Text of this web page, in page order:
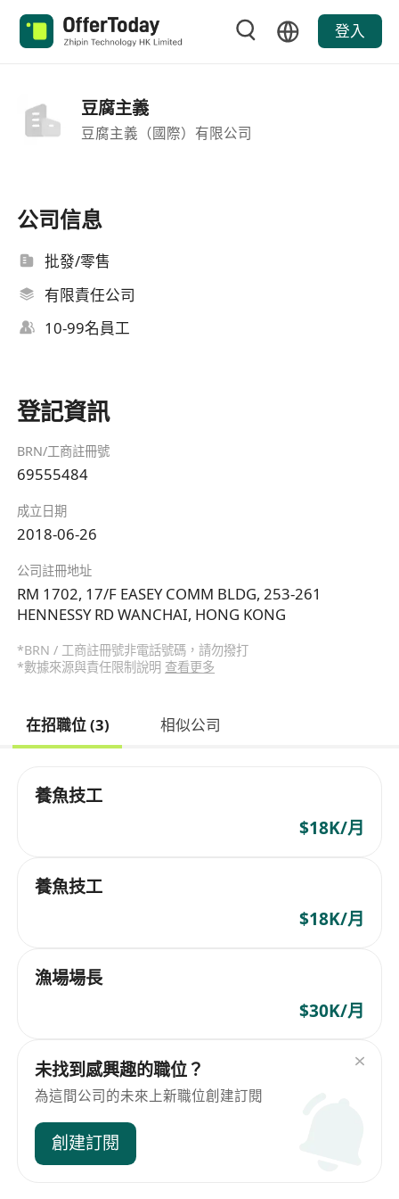
登入
豆腐主義
豆腐主義（國際）有限公司
公司信息
批發/零售
有限責任公司
10-99名員工
登記資訊
BRN/工商註冊號
69555484
成立日期
2018-06-26
公司註冊地址
RM 1702, 17/F EASEY COMM BLDG, 253-261
HENNESSY RD WANCHAI, HONG KONG
*BRN / 工商註冊號非電話號碼，請勿撥打
*數據來源與責任限制說明 查看更多
在招職位 (3) 相似公司
養魚技工
$18K/月
養魚技工
$18K/月
漁場場長
$30K/月
未找到感興趣的職位？
為這間公司的未來上新職位創建訂閱
創建訂閱